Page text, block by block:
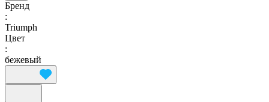
Бренд
:
Triumph
Цвет
:
бежевый